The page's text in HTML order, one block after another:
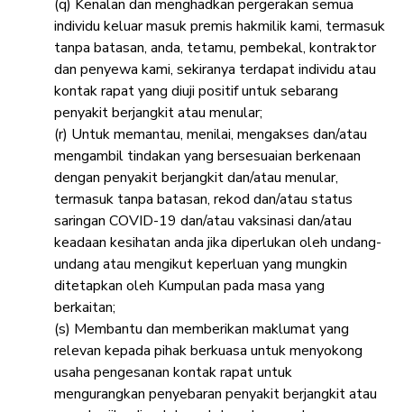
(q) Kenalan dan menghadkan pergerakan semua
individu keluar masuk premis hakmilik kami, termasuk
tanpa batasan, anda, tetamu, pembekal, kontraktor
dan penyewa kami, sekiranya terdapat individu atau
kontak rapat yang diuji positif untuk sebarang
penyakit berjangkit atau menular;
(r) Untuk memantau, menilai, mengakses dan/atau
mengambil tindakan yang bersesuaian berkenaan
dengan penyakit berjangkit dan/atau menular,
termasuk tanpa batasan, rekod dan/atau status
saringan COVID-19 dan/atau vaksinasi dan/atau
keadaan kesihatan anda jika diperlukan oleh undang-
undang atau mengikut keperluan yang mungkin
ditetapkan oleh Kumpulan pada masa yang
berkaitan;
(s) Membantu dan memberikan maklumat yang
relevan kepada pihak berkuasa untuk menyokong
usaha pengesanan kontak rapat untuk
mengurangkan penyebaran penyakit berjangkit atau